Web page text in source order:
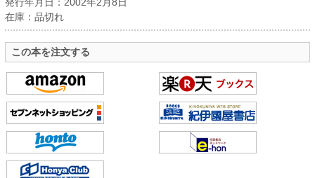
発行年月日：2002年2月8日
在庫：品切れ
この本を注文する